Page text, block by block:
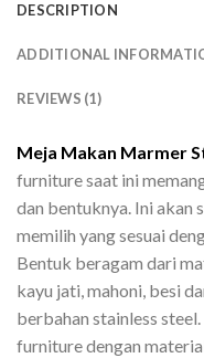
DESCRIPTION
ADDITIONAL
REVIEWS (1)
Meja Makan Marmer
furniture saat ini
dan bentuknya. Ini akan
memilih yang sesuai
Bentuk beragam dari
kayu jati, mahoni, besi
berbahan stainless
furniture dengan